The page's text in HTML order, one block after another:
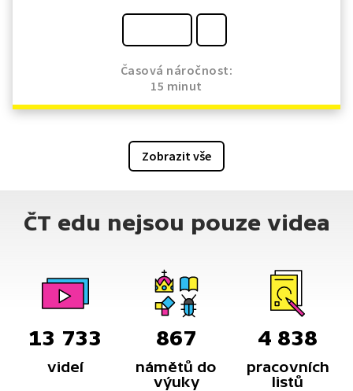
Časová náročnost:
15 minut
Zobrazit vše
ČT edu nejsou pouze videa
13 733
videí
867
námětů do
výuky
4 838
pracovních
listů